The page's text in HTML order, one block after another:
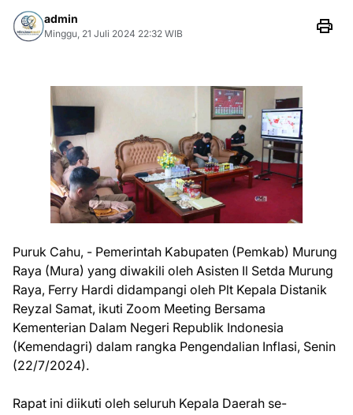
admin
Minggu, 21 Juli 2024 22:32 WIB
Puruk Cahu, - Pemerintah Kabupaten (Pemkab) Murung
Raya (Mura) yang diwakili oleh Asisten Il Setda Murung
Raya, Ferry Hardi didampangi oleh Plt Kepala Distanik
Reyzal Samat, ikuti Zoom Meeting Bersama
Kementerian Dalam Negeri Republik Indonesia
(Kemendagri) dalam rangka Pengendalian Inflasi, Senin
(22/7/2024).
Rapat ini diikuti oleh seluruh Kepala Daerah se-